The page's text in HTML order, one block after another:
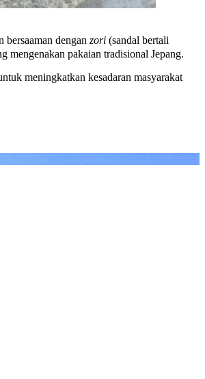
dengan zori (sandal bertali
mengenakan pakaian tradisional Jepang.
meningkatkan kesadaran masyarakat